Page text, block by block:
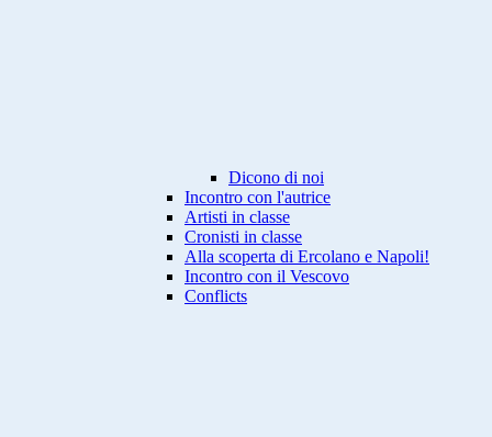
Dicono di noi
Incontro con l'autrice
Artisti in classe
Cronisti in classe
Alla scoperta di Ercolano e Napoli!
Incontro con il Vescovo
Conflicts